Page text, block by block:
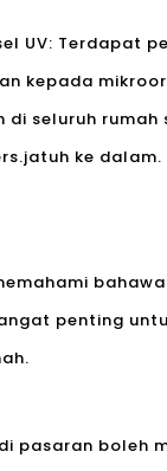
UV: Terdapat
kepada
seluruh
jatuh ke
penting
boleh